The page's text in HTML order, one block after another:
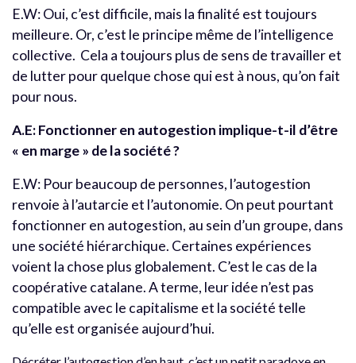
E.W: Oui, c’est difficile, mais la finalité est toujours
meilleure. Or, c’est le principe même de l’intelligence
collective. Cela a toujours plus de sens de travailler et
de lutter pour quelque chose qui est à nous, qu’on fait
pour nous.
A.E: Fonctionner en autogestion implique-t-il d’être
« en marge » de la société ?
E.W: Pour beaucoup de personnes, l’autogestion
renvoie à l’autarcie et l’autonomie. On peut pourtant
fonctionner en autogestion, au sein d’un groupe, dans
une société hiérarchique. Certaines expériences
voient la chose plus globalement. C’est le cas de la
coopérative catalane. A terme, leur idée n’est pas
compatible avec le capitalisme et la société telle
qu’elle est organisée aujourd’hui.